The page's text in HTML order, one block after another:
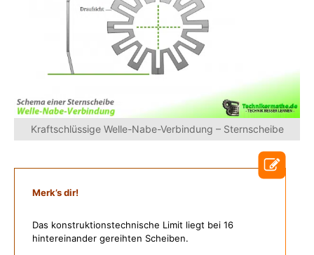
Kraftschlüssige Welle-Nabe-Verbindung – Sternscheibe
Merk’s dir!
Das konstruktionstechnische Limit liegt bei 16
hintereinander gereihten Scheiben.